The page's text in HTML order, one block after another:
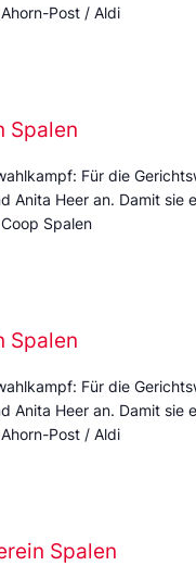
Post / Aldi
Spalen
Für die
Anita Heer an. Damit sie
Spalen
Spalen
Für die
Anita Heer an. Damit sie
Post / Aldi
Spalen